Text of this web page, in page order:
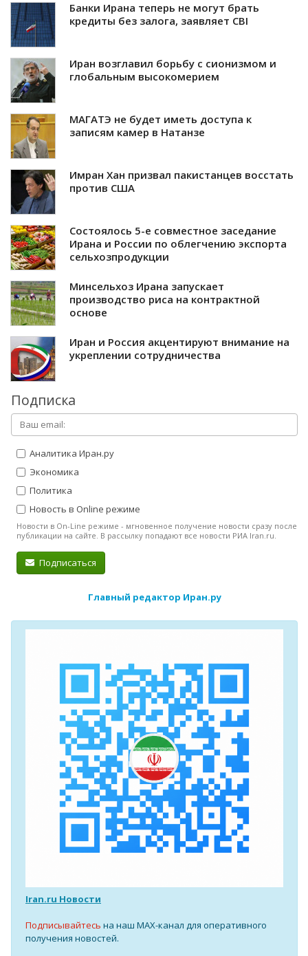
Банки Ирана теперь не могут брать
кредиты без залога, заявляет CBI
Иран возглавил борьбу с сионизмом и
глобальным высокомерием
МАГАТЭ не будет иметь доступа к
записям камер в Натанзе
Имран Хан призвал пакистанцев восстать
против США
Состоялось 5-е совместное заседание
Ирана и России по облегчению экспорта
сельхозпродукции
Минсельхоз Ирана запускает
производство риса на контрактной
основе
Иран и Россия акцентируют внимание на
укреплении сотрудничества
Подписка
Аналитика Иран.ру
Экономика
Политика
Новость в Online режиме
Новости в On-Line режиме - мгновенное получение новости сразу после
публикации на сайте. В рассылку попадают все новости РИА Iran.ru.
Подписаться
Главный редактор Иран.ру
Iran.ru Новости
Подписывайтесь на наш MAX-канал для оперативного
получения новостей.